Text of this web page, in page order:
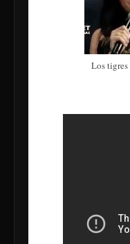
Los tigres